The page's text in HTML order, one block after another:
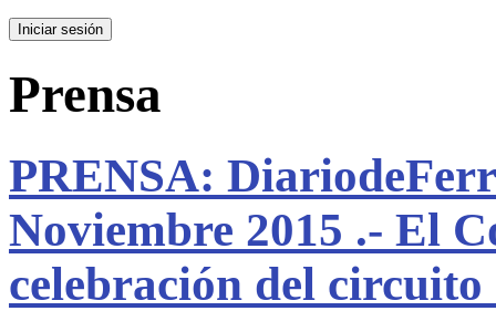
Prensa
PRENSA:
Noviembre 2015 .- El
celebración del circuito